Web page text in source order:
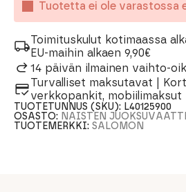
Tuotetta ei ole varastossa
Toimituskulut kotimaassa
EU-maihin alkaen 9,90€
14 päivän ilmainen vaihto-
Turvalliset maksutavat |
verkkopankit, mobiilimaksut
TUOTETUNNUS (SKU): L40125900
OSASTO: NAISTEN
TUOTEMERKKI:SALOMON